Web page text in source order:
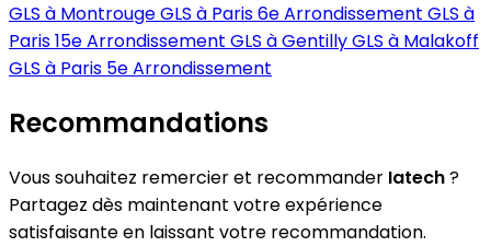
GLS à MontrougeGLS à Paris 6e Arrondissement GLS à
Paris 15e Arrondissement GLS à GentillyGLS à Malakoff
GLS à Paris 5e Arrondissement
Recommandations
Vous souhaitez remercier et recommander Iatech?
Partagez dès maintenant votre expérience
satisfaisante en laissant votre recommandation.